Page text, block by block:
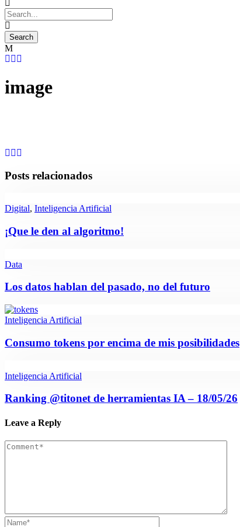
image
Posts relacionados
Digital, Inteligencia Artificial
¡Que le den al algoritmo!
Data
Los datos hablan del pasado, no del futuro
Inteligencia Artificial
Consumo tokens por encima de mis posibilidades
Inteligencia Artificial
Ranking @titonet de herramientas IA – 18/05/26
Leave a Reply